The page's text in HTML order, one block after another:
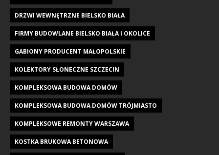
DRZWI WEWNĘTRZNE BIELSKO BIAŁA
FIRMY BUDOWLANE BIELSKO BIAŁA I OKOLICE
GABIONY PRODUCENT MAŁOPOLSKIE
KOLEKTORY SŁONECZNE SZCZECIN
KOMPLEKSOWA BUDOWA DOMÓW
KOMPLEKSOWA BUDOWA DOMÓW TRÓJMIASTO
KOMPLEKSOWE REMONTY WARSZAWA
KOSTKA BRUKOWA BETONOWA